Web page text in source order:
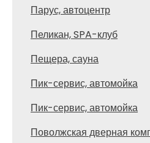
Парус, автоцентр
Пеликан, SPA-клуб
Пещера, сауна
Пик-сервис, автомойка
Пик-сервис, автомойка
Поволжская дверная